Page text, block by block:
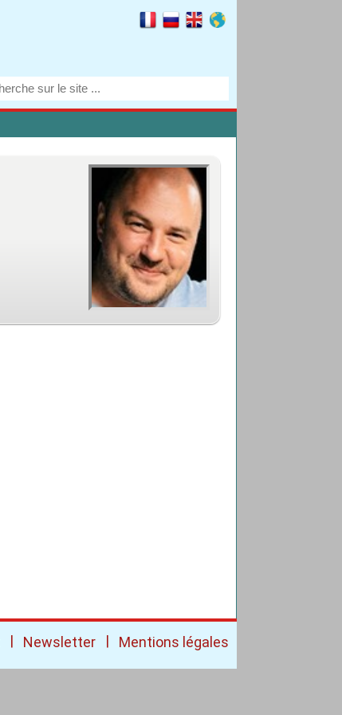
| Newsletter | Mentions légales